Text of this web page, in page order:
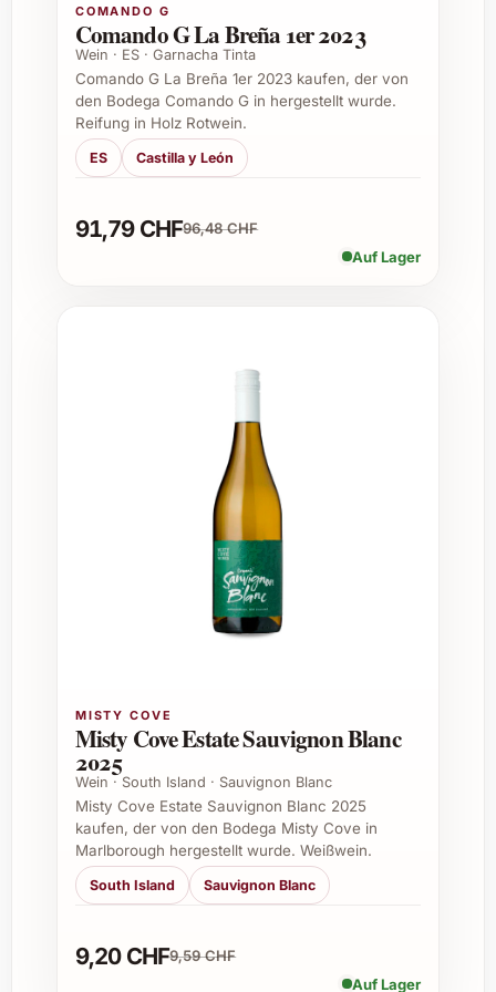
Festliche Dinner und Besuche bei
Freunden
Weihnachtsfeiern und Silvesterpartys
Sommerfeste und Gartenpartys
Firmenevents und geschäftliche
Gastgeber-Anlässe
Weinkeller-Erweiterung für
Gastronomiebetriebe und Caterings mit
Anspruch an Qualität
ausgezeichnet mit kräftigen Fleischgerichten
wie Rind oder Wild, gereiftem Käse und
mediterraner Küche. Geniessen Sie ihn
temperiert zwischen 16 und 18 Grad Celsius
für ein vollumfängliches Geschmackserlebnis.
Häufig gestellte Fragen zu Les
Aubaguetes 2019
Für welche Speisen eignet sich Les
Aubaguetes 2019 besonders gut?
dunklem Fleisch, Wildgerichten und reifem
Käse. Auch zu herbstlichen Gemüsegerichten
und Pilzrisotto entwickelt er seinen Charakter
optimal.
Wie sollte man Les Aubaguetes 2019
lagern?
luftfeuchten Ort lagern, idealerweise bei 12-15
Grad Celsius. Ein konstanter
COMANDO G
Comando G La Breña 1er 2023
Wein · ES · Garnacha Tinta
Comando G La Breña 1er 2023 kaufen, der von
den Bodega Comando G in hergestellt wurde.
Reifung in Holz Rotwein.
ES Castilla y León
91,79 CHF96,48 CHF
Auf Lager
MISTY COVE
Misty Cove Estate Sauvignon Blanc
2025
Wein · South Island · Sauvignon Blanc
Misty Cove Estate Sauvignon Blanc 2025
kaufen, der von den Bodega Misty Cove in
Marlborough hergestellt wurde. Weißwein.
South Island Sauvignon Blanc
9,20 CHF9,59 CHF
Auf Lager